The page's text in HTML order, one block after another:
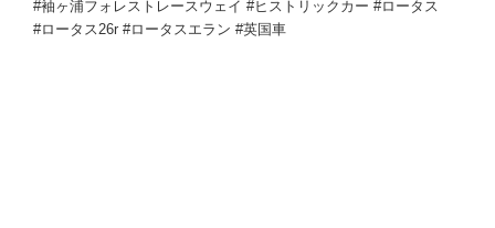
#袖ヶ浦フォレストレースウェイ #ヒストリックカー #ロータス
#ロータス26r #ロータスエラン #英国車